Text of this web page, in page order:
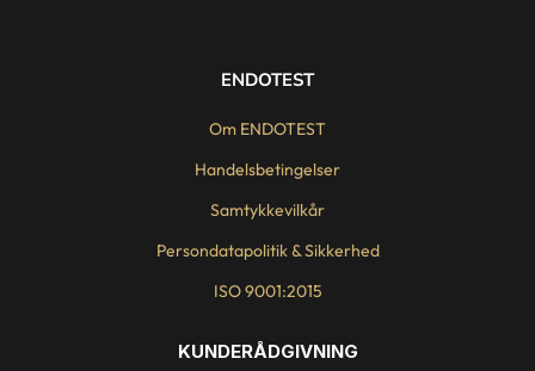
ENDOTEST
Om ENDOTEST
Handelsbetingelser
Samtykkevilkår
Persondatapolitik & Sikkerhed
ISO 9001:2015
KUNDERÅDGIVNING